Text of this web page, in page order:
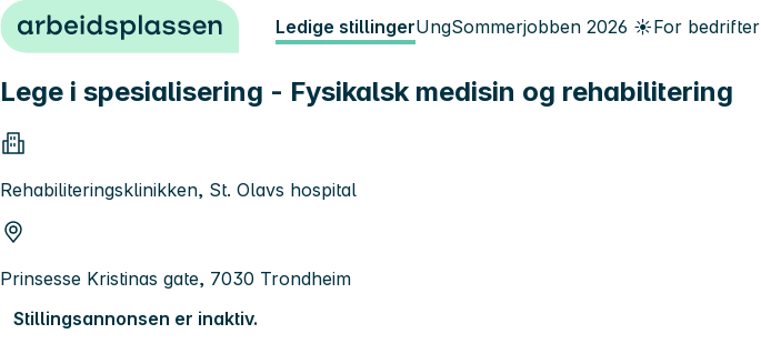
Hopp til innhold Ledige stillingerUngSommerjobben 2026 ☀️For bedrifter
Lege i spesialisering - Fysikalsk medisin og rehabilitering
Rehabiliteringsklinikken, St. Olavs hospital
Prinsesse Kristinas gate, 7030 Trondheim
Stillingsannonsen er inaktiv.